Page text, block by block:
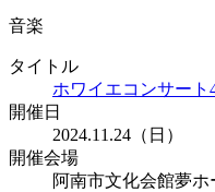
音楽
タイトル
ホワイエコンサー
開催日
2024.11.24（日）
開催会場
阿南市文化会館夢ホ